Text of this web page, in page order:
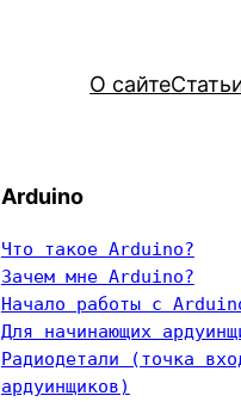
О сайте
Arduino
Что такое Arduino?
Зачем мне Arduino?
Начало работы с
Для начинающих
Радиодетали (точка
ардуинщиков)